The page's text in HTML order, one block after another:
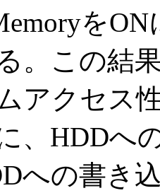
を
。この結
アクセス
、HDDへ
への書き